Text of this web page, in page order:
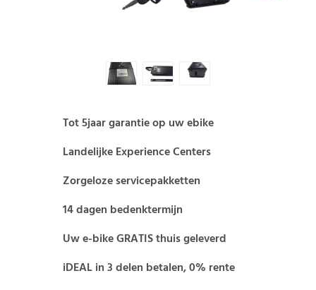
Tot 5jaar garantie op uw ebike
Landelijke Experience Centers
Zorgeloze servicepakketten
14 dagen bedenktermijn
Uw e-bike GRATIS thuis geleverd
iDEAL in 3 delen betalen, 0% rente